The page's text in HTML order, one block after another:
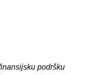
podršku